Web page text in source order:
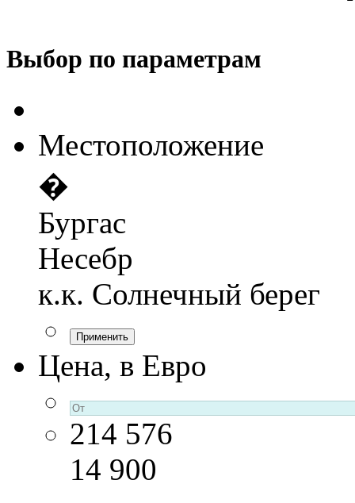
Выбор по параметрам
Местоположение
�
Бургас
Несебр
к.к. Солнечный берег
Цена, в Евро
214 576
14 900